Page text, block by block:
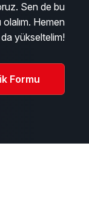
Sen de bu
Hemen
yükseltelim!
Formu